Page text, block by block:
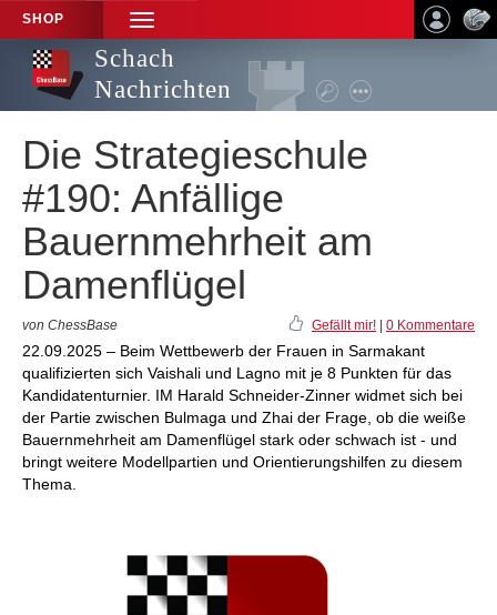
SHOP
TOGGLE
NAVIGATION
Schach
Nachrichten
Die Strategieschule
#190: Anfällige
Bauernmehrheit am
Damenflügel
von ChessBase Gefällt mir! 0 Kommentare
22.09.2025 – Beim Wettbewerb der Frauen in Sarmakant
qualifizierten sich Vaishali und Lagno mit je 8 Punkten für das
Kandidatenturnier. IM Harald Schneider-Zinner widmet sich bei
der Partie zwischen Bulmaga und Zhai der Frage, ob die weiße
Bauernmehrheit am Damenflügel stark oder schwach ist - und
bringt weitere Modellpartien und Orientierungshilfen zu diesem
Thema.